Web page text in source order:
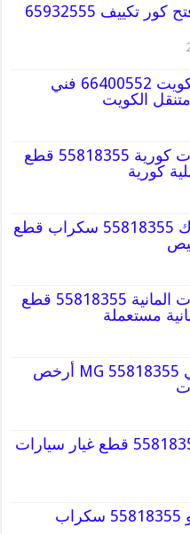
قص خرسانه وفتح كور تكييف 65932555
تظليل سيارة الكويت 66400552 فني
الكويت
قطع غيار سيارات كورية 55818355 قطع
كورية
قطع غيار كاديلاك 55818355 سكراب قطع
قطع غيار سيارات المانية 55818355 قطع
مستعملة
قطع غيار أم جي MG 55818355 أرخص
قطع غيار كيا 55818355 قطع غيار سيارات
قطع غيار باجيرو 55818355 سكراب